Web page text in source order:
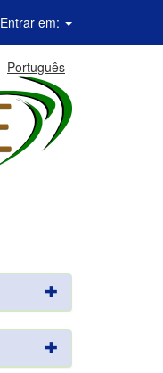
Entrar em:
Português